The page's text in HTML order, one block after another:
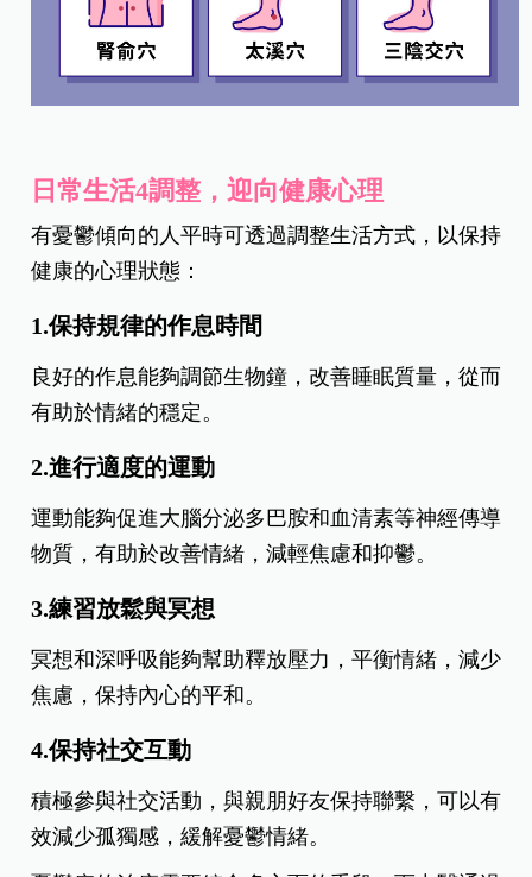
日常生活4調整，迎向健康心理
有憂鬱傾向的人平時可透過調整生活方式，以保持
健康的心理狀態：
1.保持規律的作息時間
良好的作息能夠調節生物鐘，改善睡眠質量，從而
有助於情緒的穩定。
2.進行適度的運動
運動能夠促進大腦分泌多巴胺和血清素等神經傳導
物質，有助於改善情緒，減輕焦慮和抑鬱。
3.練習放鬆與冥想
冥想和深呼吸能夠幫助釋放壓力，平衡情緒，減少
焦慮，保持內心的平和。
4.保持社交互動
積極參與社交活動，與親朋好友保持聯繫，可以有
效減少孤獨感，緩解憂鬱情緒。